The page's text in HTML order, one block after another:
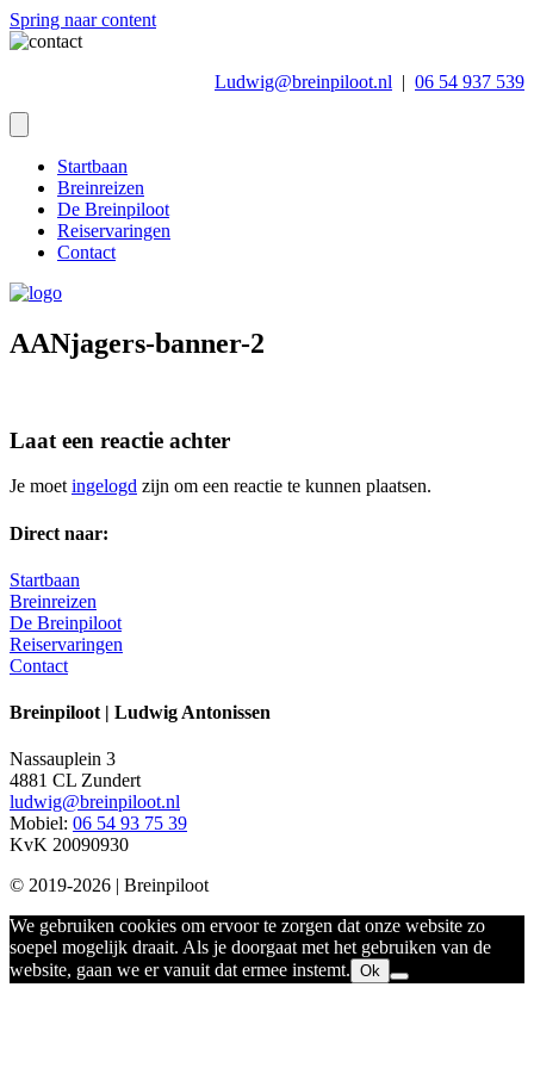
Spring naar content
Ludwig@breinpiloot.nl | 06 54 937 539
Startbaan
Breinreizen
De Breinpiloot
Reiservaringen
Contact
AANjagers-banner-2
Laat een reactie achter
Je moet ingelogd zijn om een reactie te kunnen plaatsen.
Direct naar:
Startbaan
Breinreizen
De Breinpiloot
Reiservaringen
Contact
Breinpiloot | Ludwig Antonissen
Nassauplein 3
4881 CL Zundert
ludwig@breinpiloot.nl
Mobiel: 06 54 93 75 39
KvK 20090930
© 2019-2026 | Breinpiloot
We gebruiken cookies om ervoor te zorgen dat onze website zo
soepel mogelijk draait. Als je doorgaat met het gebruiken van de
website, gaan we er vanuit dat ermee instemt. Ok